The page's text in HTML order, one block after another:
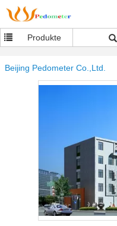
Produkte
Beijing Pedometer Co.,Ltd.